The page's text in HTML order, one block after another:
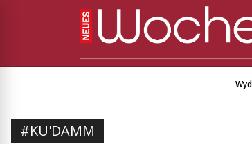
#KU'DAMM